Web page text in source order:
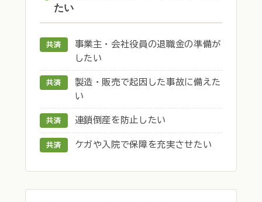
たい
共済
事業主・会社役員の退職金の準備が
したい
共済
製造・販売で起因した事故に備えた
い
共済 連鎖倒産を防止したい
共済 ケガや入院で保障を充実させたい